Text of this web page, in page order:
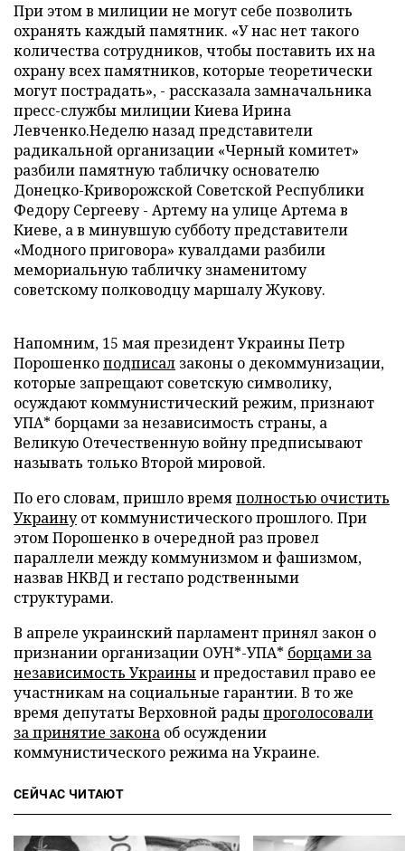
При этом в милиции не могут себе позволить
охранять каждый памятник. «У нас нет такого
количества сотрудников, чтобы поставить их на
охрану всех памятников, которые теоретически
могут пострадать», - рассказала замначальника
пресс-службы милиции Киева Ирина
Левченко.Неделю назад представители
радикальной организации «Черный комитет»
разбили памятную табличку основателю
Донецко-Криворожской Советской Республики
Федору Сергееву - Артему на улице Артема в
Киеве, а в минувшую субботу представители
«Модного приговора» кувалдами разбили
мемориальную табличку знаменитому
советскому полководцу маршалу Жукову.
Напомним, 15 мая президент Украины Петр
Порошенкоподписал законы о декоммунизации,
которые запрещают советскую символику,
осуждают коммунистический режим, признают
УПА* борцами за независимость страны, а
Великую Отечественную войну предписывают
называть только Второй мировой.
По его словам, пришло времяполностью очистить
Украинуот коммунистического прошлого. При
этом Порошенко в очередной раз провел
параллели между коммунизмом и фашизмом,
назвав НКВД и гестапо родственными
структурами.
В апреле украинский парламент принял закон о
признании организации ОУН*-УПА* борцами за
независимость Украиныи предоставил право ее
участникам на социальные гарантии. В то же
время депутаты Верховной радыпроголосовали
за принятие закона об осуждении
коммунистического режима на Украине.
СЕЙЧАС ЧИТАЮТ